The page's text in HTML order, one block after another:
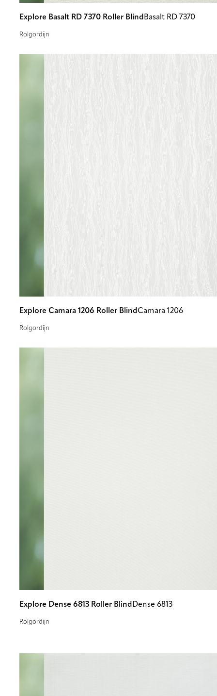
Explore Basalt RD 7370 Roller Blind Basalt RD 7370
Rolgordijn
Explore Camara 1206 Roller Blind Camara 1206
Rolgordijn
Explore Dense 6813 Roller Blind Dense 6813
Rolgordijn